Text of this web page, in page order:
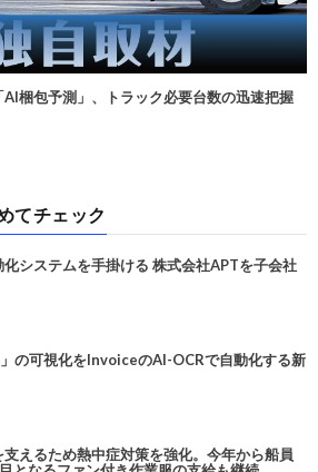
AI梱包予測」、トラック必要台数の迅速把握
てチェック
システムを手掛ける 株式会社APTを子会社
の可視化をInvoiceのAI-OCRで自動化する新
えるため熱中症対策を強化。今年から船員